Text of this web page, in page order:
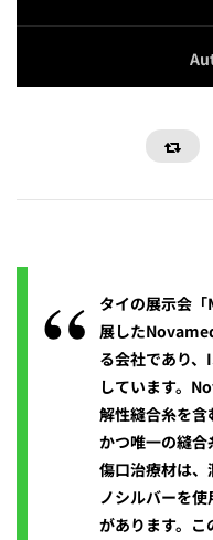
タイの展示会
展した
る会社であり
しています。
解性縫合糸を含
かつ唯一の縫合
傷口治療材は
ノシルバーを
があります。こ